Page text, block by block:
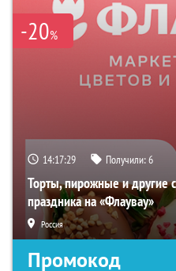
-20%
14:17:28 Получили:6
Торты, пирожные и другие
праздника на «Флаувау»
Россия
Промокод